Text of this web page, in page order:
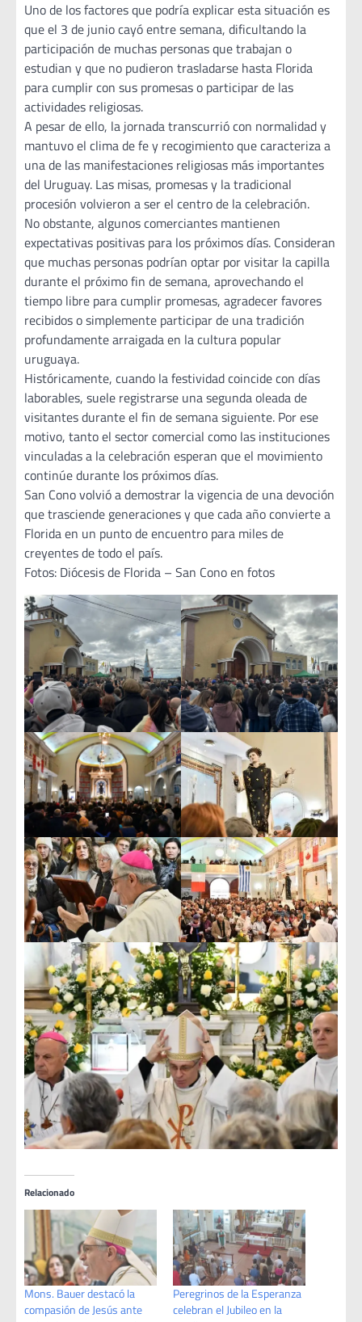
Uno de los factores que podría explicar esta situación es
que el 3 de junio cayó entre semana, dificultando la
participación de muchas personas que trabajan o
estudian y que no pudieron trasladarse hasta Florida
para cumplir con sus promesas o participar de las
actividades religiosas.
A pesar de ello, la jornada transcurrió con normalidad y
mantuvo el clima de fe y recogimiento que caracteriza a
una de las manifestaciones religiosas más importantes
del Uruguay. Las misas, promesas y la tradicional
procesión volvieron a ser el centro de la celebración.
No obstante, algunos comerciantes mantienen
expectativas positivas para los próximos días. Consideran
que muchas personas podrían optar por visitar la capilla
durante el próximo fin de semana, aprovechando el
tiempo libre para cumplir promesas, agradecer favores
recibidos o simplemente participar de una tradición
profundamente arraigada en la cultura popular
uruguaya.
Históricamente, cuando la festividad coincide con días
laborables, suele registrarse una segunda oleada de
visitantes durante el fin de semana siguiente. Por ese
motivo, tanto el sector comercial como las instituciones
vinculadas a la celebración esperan que el movimiento
continúe durante los próximos días.
San Cono volvió a demostrar la vigencia de una devoción
que trasciende generaciones y que cada año convierte a
Florida en un punto de encuentro para miles de
creyentes de todo el país.
Fotos: Diócesis de Florida – San Cono en fotos
Relacionado
Mons. Bauer destacó la
compasión de Jesús ante
Peregrinos de la Esperanza
celebran el Jubileo en la